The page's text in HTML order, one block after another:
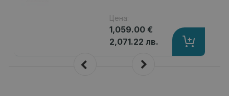
Цена:
1,059.00 €
2,071.22 лв.